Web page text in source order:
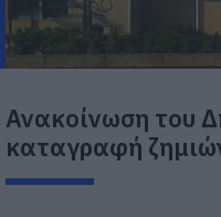
Ανακοίνωση του
καταγραφή